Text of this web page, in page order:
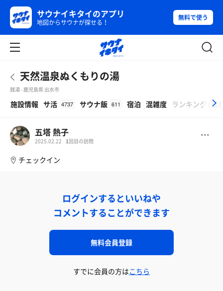
サウナイキタイのアプリ
地図からサウナが探せる！
無料で使う
天然温泉ぬくもりの湯
銭湯 - 鹿児島県 出水市
施設情報 サ活 4737 サウナ飯 611 宿泊 混雑度 ランキング 開
五塔 熱子
2025.02.22 1 回目の訪問
チェックイン
ログインするといいねや
コメントすることができます
無料会員登録
すでに会員の方はこちら